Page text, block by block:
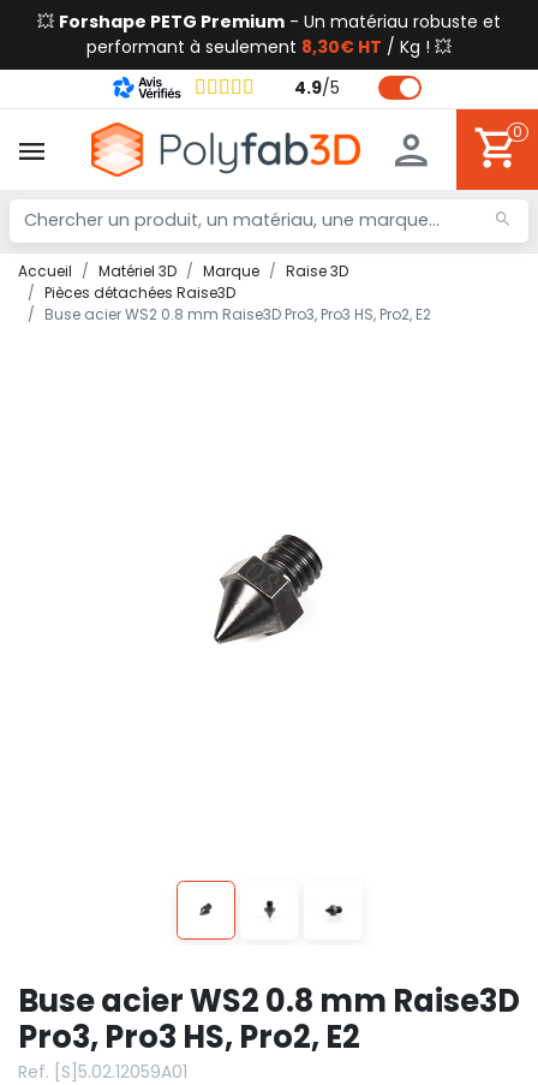
💥 Forshape PETG Premium - Un matériau robuste et
performant à seulement 8,30€ HT / Kg ! 💥
4.9/5
0
Accueil Matériel 3D Marque
Raise 3D
Pièces détachées Raise3D
Buse acier WS2 0.8 mm Raise3D Pro3, Pro3 HS, Pro2, E2
Buse acier WS2 0.8 mm Raise3D
Pro3, Pro3 HS, Pro2, E2
Ref. [S]5.02.12059A01